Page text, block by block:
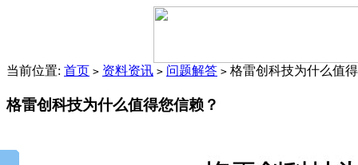
当前位置: 首页 > 资料资讯 > 问题解答 > 格雷创科技为什么值
格雷创科技为什么值得您信赖？